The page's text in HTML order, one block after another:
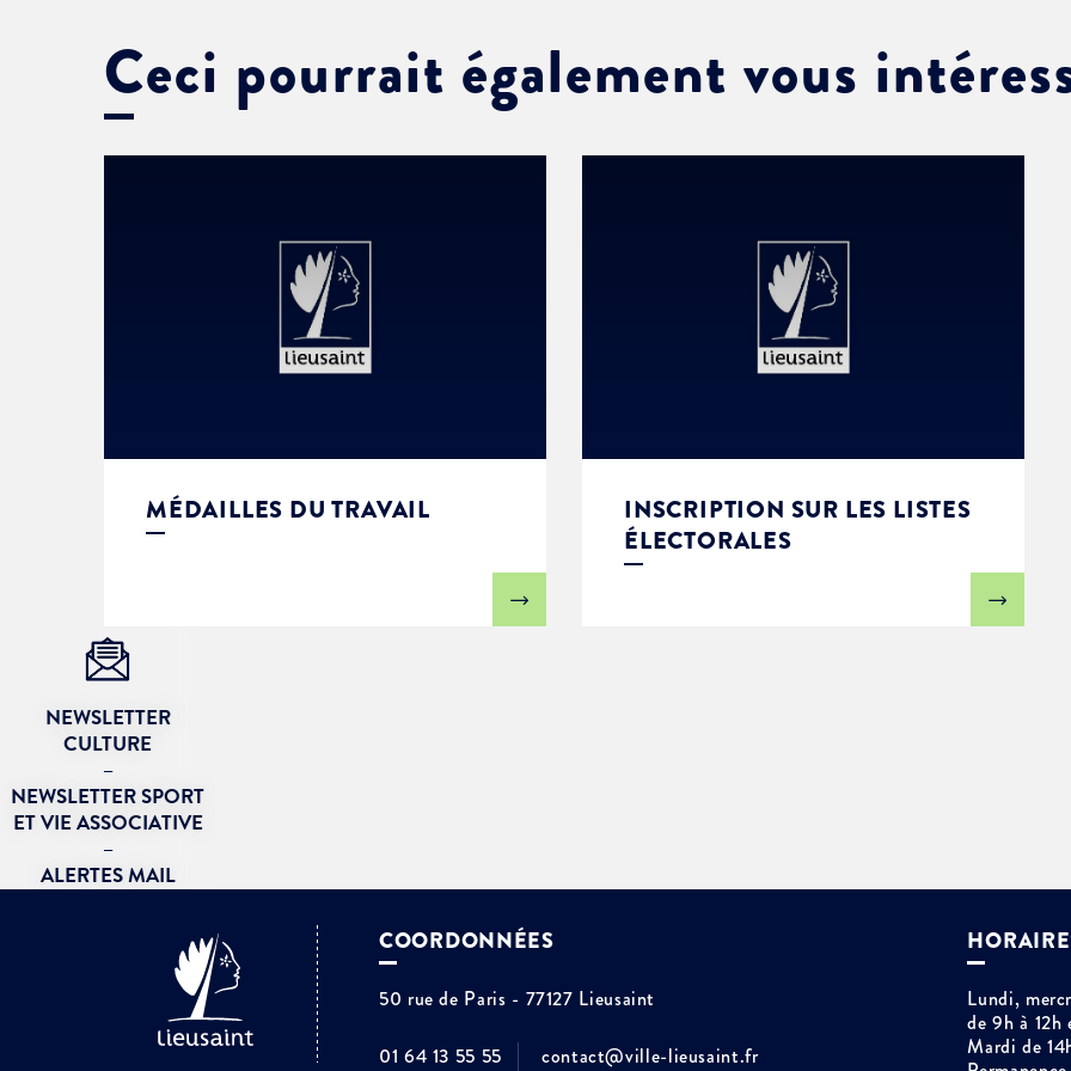
Ceci pourrait également vous
MÉDAILLES DU TRAVAIL
INSCRIPTION SUR LES LISTES
ÉLECTORALES
NEWSLETTER
CULTURE
–
NEWSLETTER SPORT
ET VIE ASSOCIATIVE
–
ALERTES MAIL
COORDONNÉES
50 rue de Paris - 77127 Lieusaint
01 64 13 55 55 contact@ville-lieusaint.fr
Lundi,
de 9h à 12h
Mardi de